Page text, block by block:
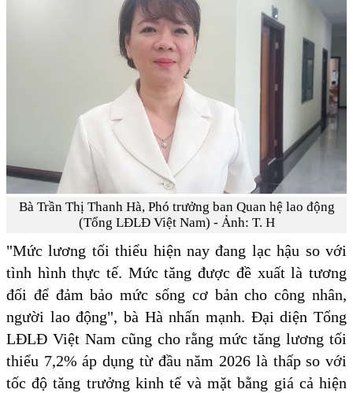
Bà Trần Thị Thanh Hà, Phó trưởng ban Quan hệ lao động
(Tổng LĐLĐ Việt Nam) - Ảnh: T. H
"Mức lương tối thiểu hiện nay đang lạc hậu so với
tình hình thực tế. Mức tăng được đề xuất là tương
đối để đảm bảo mức sống cơ bản cho công nhân,
người lao động", bà Hà nhấn mạnh. Đại diện Tổng
LĐLĐ Việt Nam cũng cho rằng mức tăng lương tối
thiểu 7,2% áp dụng từ đầu năm 2026 là thấp so với
tốc độ tăng trưởng kinh tế và mặt bằng giá cả hiện